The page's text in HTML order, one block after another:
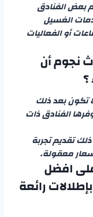
بعض الفنادق
الغسيل
أو الفعاليات
نجوم أن
؟
تكون بعد ذلك
الفنادق ذات
تقديم تجربة
معقولة.
افضل
3 نجوم بإطلالات رائعة